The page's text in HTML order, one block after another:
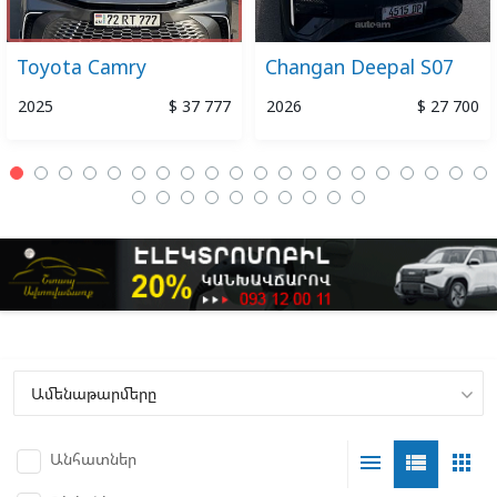
Toyota Camry
2025 $ 37 777
Changan Deepal S07
2026 $ 27 700
Անհատներ apps
view_list
menu